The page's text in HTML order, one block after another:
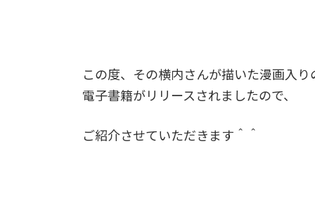
この度、その横内さんが描いた漫画入り
電子書籍がリリースされましたので、
ご紹介させていただきます＾＾